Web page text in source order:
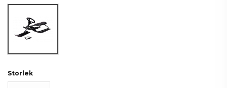
Storlek